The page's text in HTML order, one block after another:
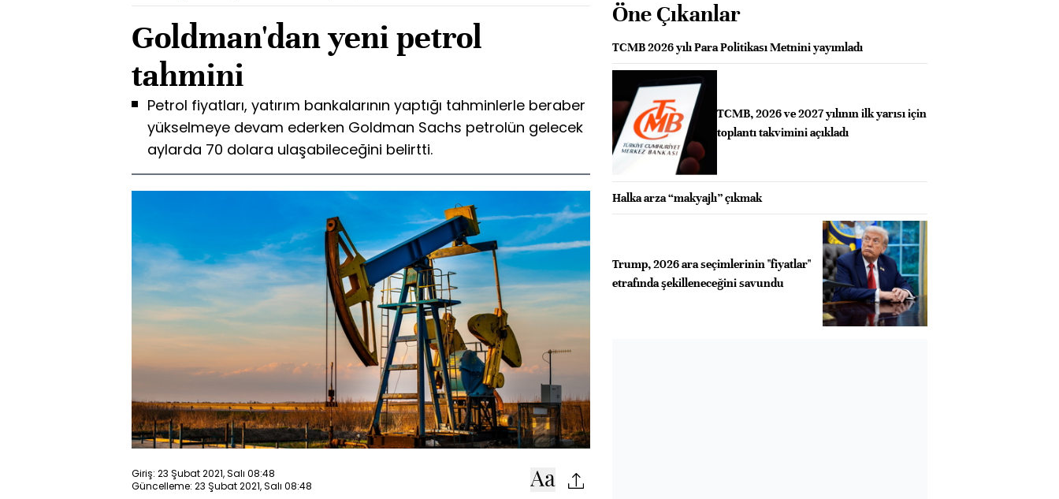
Goldman'dan yeni petrol
tahmini
Petrol fiyatları, yatırım bankalarının yaptığı tahminlerle beraber
yükselmeye devam ederken Goldman Sachs petrolün gelecek
aylarda 70 dolara ulaşabileceğini belirtti.
Giriş: 23 Şubat 2021, Salı 08:48
Güncelleme: 23 Şubat 2021, Salı 08:48
Öne Çıkanlar
TCMB 2026 yılı Para Politikası Metnini yayımladı
TCMB, 2026 ve 2027 yılının ilk yarısı için
toplantı takvimini açıkladı
Halka arza “makyajlı” çıkmak
Trump, 2026 ara seçimlerinin "fiyatlar"
etrafında şekilleneceğini savundu